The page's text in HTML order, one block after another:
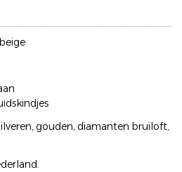
gouden, diamanten bruiloft,